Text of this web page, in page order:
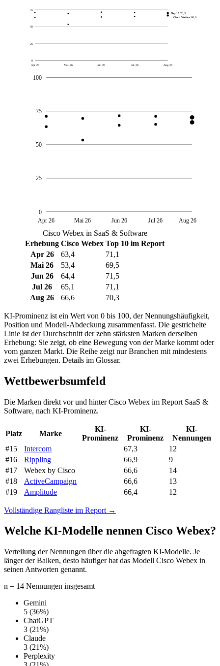
0
25
50
75
Apr 26 Mai 26 Jun 26 Jul 26 Aug 26
Cisco Webex 66,6
Top 10 70,3
0
25
50
75
100
Apr 26 Mai 26 Jun 26 Jul 26 Aug 26
Cisco Webex in SaaS & Software
Erhebung Cisco Webex Top 10 im Report
Apr 26
63,4
71,1
Mai 26
53,4
69,5
Jun 26
64,4
71,5
Jul 26
65,1
71,1
Aug 26
66,6 70,3
KI-Prominenz ist ein Wert von 0 bis 100, der Nennungshäufigkeit,
Position und Modell-Abdeckung zusammenfasst. Die gestrichelte
Linie ist der Durchschnitt der zehn stärksten Marken derselben
Erhebung: Sie zeigt, ob eine Bewegung von der Marke kommt oder
vom ganzen Markt. Die Reihe zeigt nur Branchen mit mindestens
zwei Erhebungen. Details im Glossar.
Wettbewerbsumfeld
Die Marken direkt vor und hinter Cisco Webex im Report SaaS &
Software, nach KI-Prominenz.
Platz Marke
KI-
Prominenz
KI-
Prominenz
KI-
Nennungen
#15
Intercom 67,3
12
#16
Rippling 66,9
9
#17
Webex by Cisco 66,6
14
#18
ActiveCampaign 66,6
13
#19
Amplitude 66,4 12
Vollständige Rangliste im Report →
Welche KI-Modelle nennen Cisco Webex?
Verteilung der Nennungen über die abgefragten KI-Modelle. Je
länger der Balken, desto häufiger hat das Modell Cisco Webex in
seinen Antworten genannt.
n = 14 Nennungen insgesamt
Gemini
5 (36%)
ChatGPT
3 (21%)
Claude
3 (21%)
Perplexity